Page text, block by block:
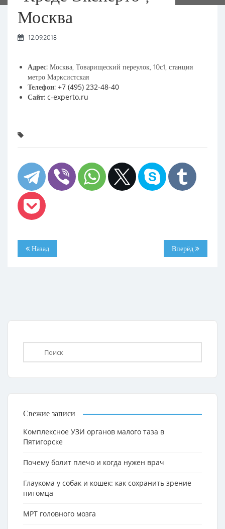
Москва
12.09.2018
Адрес: Москва, Товарищеский переулок, 10с1, станция
метро Марксистская
Телефон: +7 (495) 232-48-40
Сайт: c-experto.ru
Назад Вперёд
Свежие записи
Комплексное УЗИ органов малого таза в
Пятигорске
Почему болит плечо и когда нужен врач
Глаукома у собак и кошек: как сохранить зрение
питомца
МРТ головного мозга